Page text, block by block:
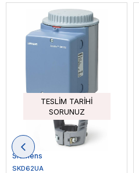
TESLIM TARIHI
SORUNUZ
Siemens
SKD62UA